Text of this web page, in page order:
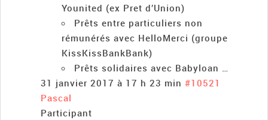
Younited (ex Pret d’Union)
Prêts entre particuliers non
rémunérés avec HelloMerci (groupe
KissKissBankBank)
Prêts solidaires avec Babyloan …
31 janvier 2017 à 17 h 23 min #10521
Pascal
Participant